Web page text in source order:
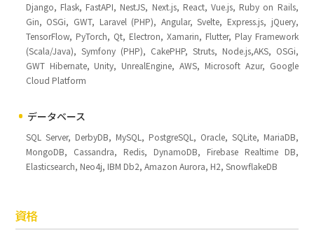
Django, Flask, FastAPI, NestJS, Next.js, React, Vue.js, Ruby on Rails,
Gin, OSGi, GWT, Laravel (PHP), Angular, Svelte, Express.js, jQuery,
TensorFlow, PyTorch, Qt, Electron, Xamarin, Flutter, Play Framework
(Scala/Java), Symfony (PHP), CakePHP, Struts, Node.js,AKS, OSGi,
GWT Hibernate, Unity, UnrealEngine, AWS, Microsoft Azur, Google
Cloud Platform
データベース
SQL Server, DerbyDB, MySQL, PostgreSQL, Oracle, SQLite, MariaDB,
MongoDB, Cassandra, Redis, DynamoDB, Firebase Realtime DB,
Elasticsearch, Neo4j, IBM Db2, Amazon Aurora, H2, SnowflakeDB
資格